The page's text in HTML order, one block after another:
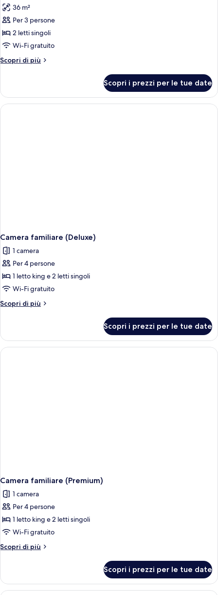
singoli
le
foto
per
Camera
Premium
con
letti
singoli
(Skyline)
36 m²
Per 3 persone
2 letti singoli
Wi-Fi gratuito
Scopri di più
Altri
Premium
con
2
Scopri i prezzi per le tue date
Camera familiare (Deluxe)
1 camera
Per 4 persone
1 letto king e 2 letti singoli
Wi-Fi gratuito
Scopri di più
Altri
familiare
(Deluxe)
Scopri i prezzi per le tue date
Camera familiare (Premium)
1 camera
Per 4 persone
1 letto king e 2 letti singoli
Wi-Fi gratuito
Scopri di più
Altri
familiare
(Premium)
Scopri i prezzi per le tue date